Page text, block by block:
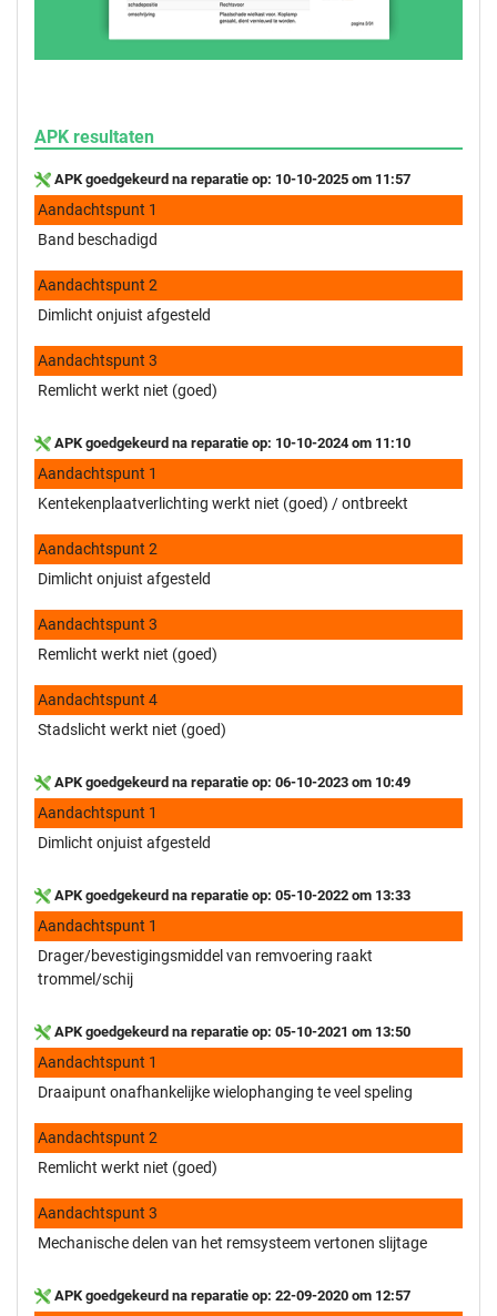
APK resultaten
APK goedgekeurd na reparatie op: 10-10-2025 om 11:57
Aandachtspunt 1
Band beschadigd
Aandachtspunt 2
Dimlicht onjuist afgesteld
Aandachtspunt 3
Remlicht werkt niet (goed)
APK goedgekeurd na reparatie op: 10-10-2024 om 11:10
Aandachtspunt 1
Kentekenplaatverlichting werkt niet (goed) / ontbreekt
Aandachtspunt 2
Dimlicht onjuist afgesteld
Aandachtspunt 3
Remlicht werkt niet (goed)
Aandachtspunt 4
Stadslicht werkt niet (goed)
APK goedgekeurd na reparatie op: 06-10-2023 om 10:49
Aandachtspunt 1
Dimlicht onjuist afgesteld
APK goedgekeurd na reparatie op: 05-10-2022 om 13:33
Aandachtspunt 1
Drager/bevestigingsmiddel van remvoering raakt
trommel/schij
APK goedgekeurd na reparatie op: 05-10-2021 om 13:50
Aandachtspunt 1
Draaipunt onafhankelijke wielophanging te veel speling
Aandachtspunt 2
Remlicht werkt niet (goed)
Aandachtspunt 3
Mechanische delen van het remsysteem vertonen slijtage
APK goedgekeurd na reparatie op: 22-09-2020 om 12:57